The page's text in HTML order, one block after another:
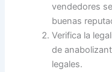
vendedores
buenas
Verifica la
de
legales.